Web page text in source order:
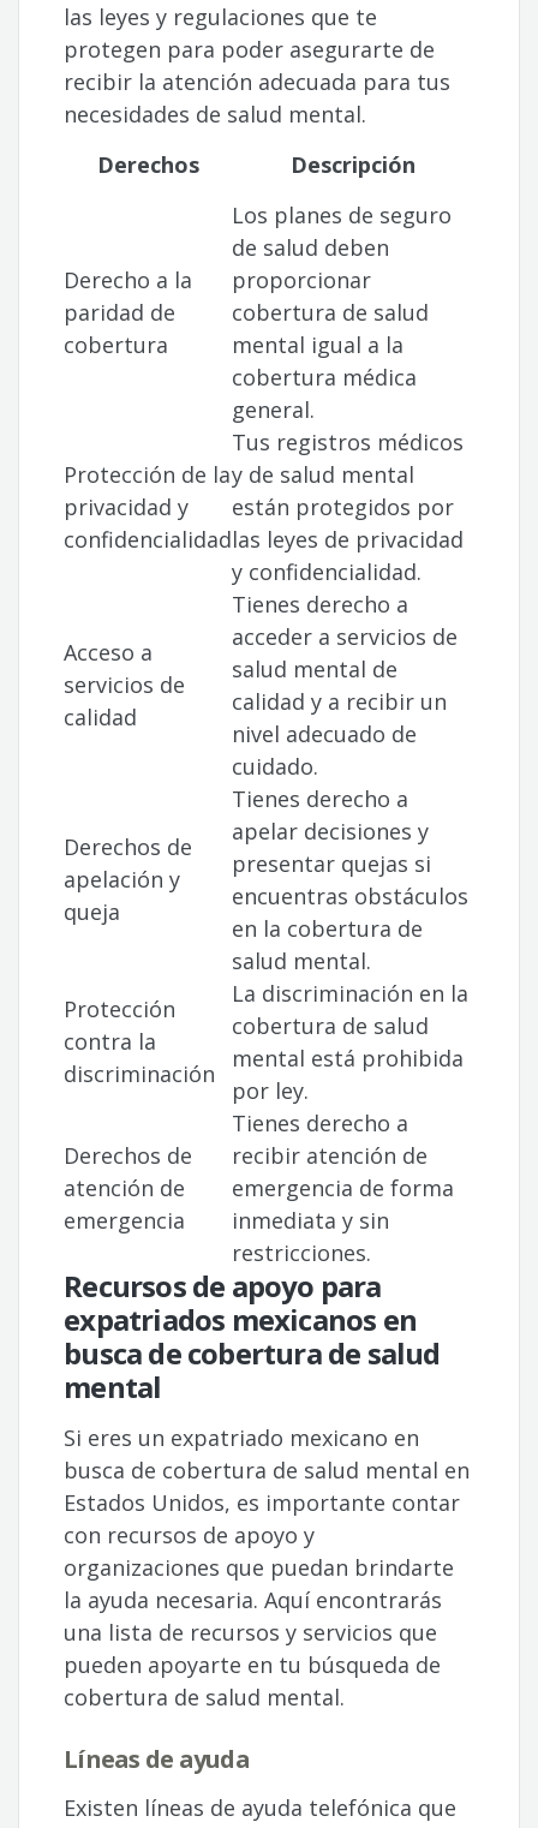
las leyes y regulaciones que te
protegen para poder asegurarte de
recibir la atención adecuada para tus
necesidades de salud mental.
Derechos
Descripción
Derecho a la
paridad de
cobertura
Los planes de seguro
de salud deben
proporcionar
cobertura de salud
mental igual a la
cobertura médica
general.
Protección de la
privacidad y
confidencialidad
Tus registros médicos
y de salud mental
están protegidos por
las leyes de privacidad
y confidencialidad.
Acceso a
servicios de
calidad
Tienes derecho a
acceder a servicios de
salud mental de
calidad y a recibir un
nivel adecuado de
cuidado.
Derechos de
apelación y
queja
Tienes derecho a
apelar decisiones y
presentar quejas si
encuentras obstáculos
en la cobertura de
salud mental.
Protección
contra la
discriminación
La discriminación en la
cobertura de salud
mental está prohibida
por ley.
Derechos de
atención de
emergencia
Tienes derecho a
recibir atención de
emergencia de forma
inmediata y sin
restricciones.
Recursos de apoyo para
expatriados mexicanos en
busca de cobertura de salud
mental
Si eres un expatriado mexicano en
busca de cobertura de salud mental en
Estados Unidos, es importante contar
con recursos de apoyo y
organizaciones que puedan brindarte
la ayuda necesaria. Aquí encontrarás
una lista de recursos y servicios que
pueden apoyarte en tu búsqueda de
cobertura de salud mental.
Líneas de ayuda
Existen líneas de ayuda telefónica que